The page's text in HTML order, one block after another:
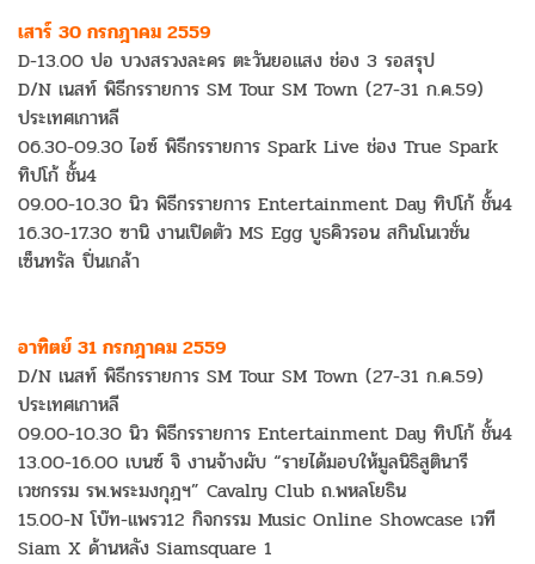
เสาร์ 30 กรกฎาคม 2559
D-13.00 ปอ บวงสรวงละคร ตะวันยอแสง ช่อง 3 รอสรุป
D/N เนสท์ พิธีกรรายการ SM Tour SM Town (27-31 ก.ค.59)
ประเทศเกาหลี
06.30-09.30 ไอซ์ พิธีกรรายการ Spark Live ช่อง True Spark
ทิปโก้ ชั้น4
09.00-10.30 นิว พิธีกรรายการ Entertainment Day ทิปโก้ ชั้น4
16.30-17.30 ซานิ งานเปิดตัว MS Egg บูธคิวรอน สกินโนเวชั่น
เซ็นทรัล ปิ่นเกล้า
อาทิตย์ 31 กรกฎาคม 2559
D/N เนสท์ พิธีกรรายการ SM Tour SM Town (27-31 ก.ค.59)
ประเทศเกาหลี
09.00-10.30 นิว พิธีกรรายการ Entertainment Day ทิปโก้ ชั้น4
13.00-16.00 เบนซ์ จิ งานจ้างผับ “รายได้มอบให้มูลนิธิสูตินารี
เวชกรรม รพ.พระมงกุฎฯ” Cavalry Club ถ.พหลโยธิน
15.00-N โบ๊ท-แพรว12 กิจกรรม Music Online Showcase เวที
Siam X ด้านหลัง Siamsquare 1